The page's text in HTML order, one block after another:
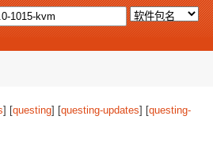
] [questing] [questing-updates] [questing-